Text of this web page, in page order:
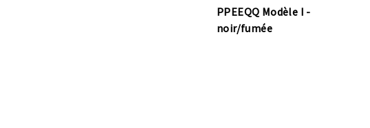
PPEEQQ Modèle I -
noir/fumée